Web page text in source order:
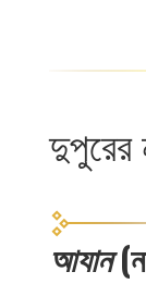
দুপুরের
আযান